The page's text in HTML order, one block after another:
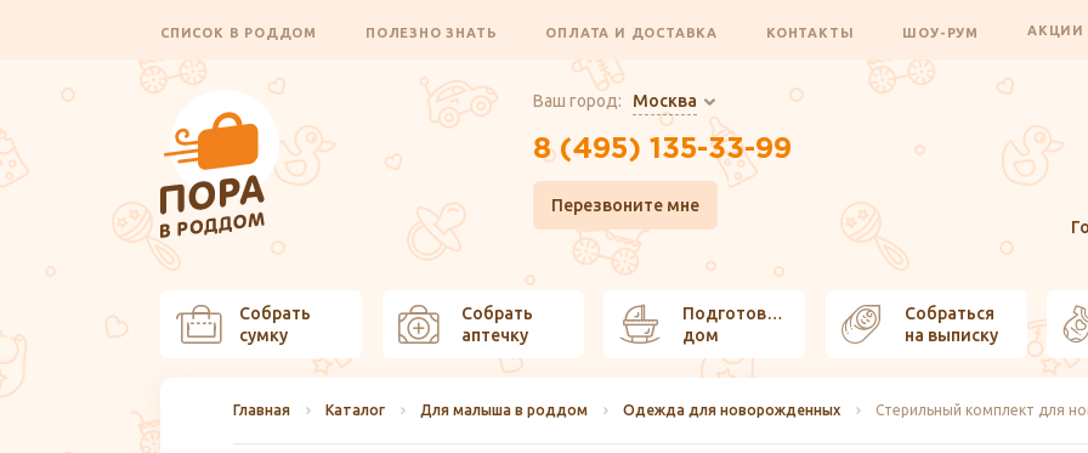
СПИСОК В РОДДОМ ПОЛЕЗНО ЗНАТЬ ОПЛАТА И ДОСТАВКА КОНТАКТЫ ШОУ-РУМ АКЦИИ
Ваш город: Москва
8 (495) 135-33-99
Перезвоните мне
Собрать
сумку
Собрать
аптечку
Подготовить
дом
Собраться
на выписку
Главная Каталог Для малыша в роддом Одежда для новорожденных